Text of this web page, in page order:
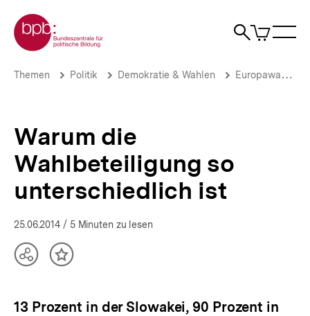
zum
Seiteninhalt
springen
Zur Startseite der bpb
Suche
Artikel
im
Warum
unterschiedlich
Themen
bpb.de
Brotkrümelnavigation
Pfadnavigation
Themen Politik Demokratie & Wahlen Europawahlen
Warum die
Wahlbeteiligung so
unterschiedlich ist
25.06.2014 / 5 Minuten zu lesen
TeilenInhalt
13 Prozent in der Slowakei, 90 Prozent in